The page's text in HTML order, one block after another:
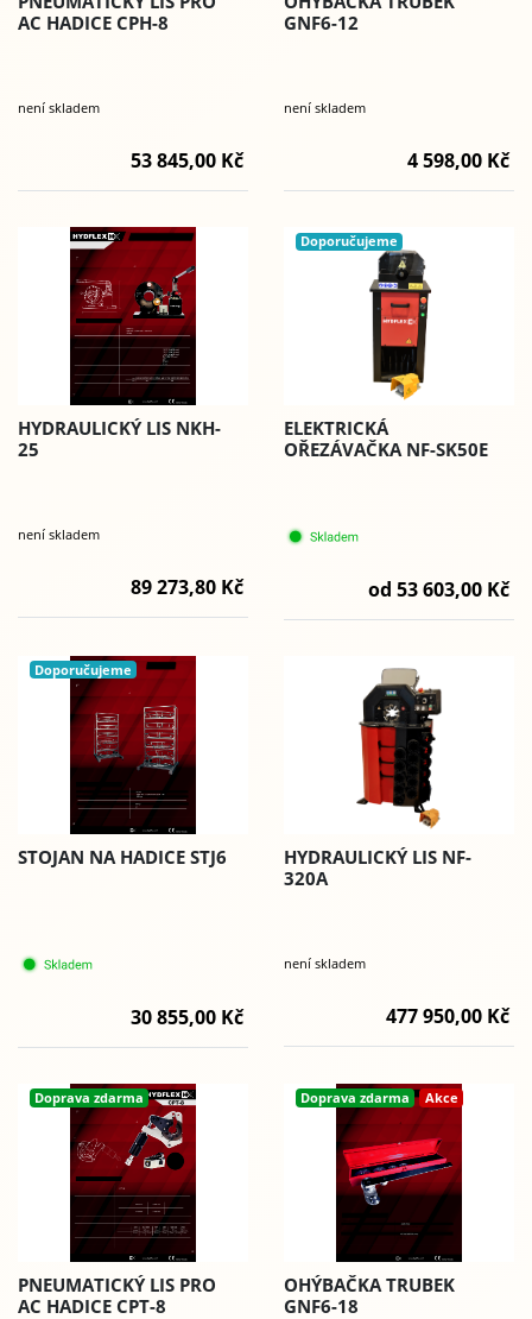
AC HADICE CPH-8
není skladem
53 845,00 Kč
GNF6-12
není skladem
4 598,00 Kč
HYDRAULICKÝ LIS NKH-
25
není skladem
89 273,80 Kč
Doporučujeme
ELEKTRICKÁ
OŘEZÁVAČKA NF-SK50E
od 53 603,00 Kč
Doporučujeme
STOJAN NA HADICE STJ6
30 855,00 Kč
HYDRAULICKÝ LIS NF-
320A
není skladem
477 950,00 Kč
Doprava zdarma
PNEUMATICKÝ LIS PRO
AC HADICE CPT-8
Doprava zdarma Akce
OHÝBAČKA TRUBEK
GNF6-18